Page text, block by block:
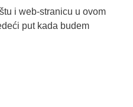
i web-stranicu u ovom
put kada budem